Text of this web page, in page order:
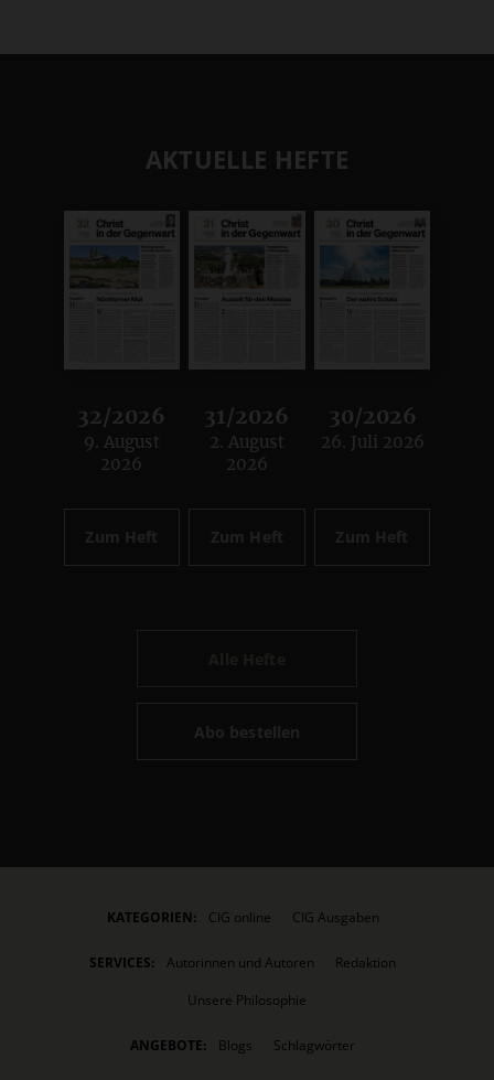
AKTUELLE HEFTE
32/2026
:
9. August
2026
Zum Heft
31/2026
:
2. August
2026
Zum Heft
30/2026
:
26. Juli 2026
Zum Heft
Abo bestellen
KATEGORIEN: CIG online CIG Ausgaben
SERVICES: Autorinnen und Autoren
Redaktion
Unsere Philosophie
ANGEBOTE: Blogs Schlagwörter